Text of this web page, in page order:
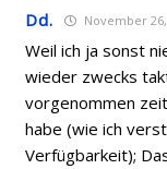
Dd. November 26,
Weil ich ja sonst
wieder zwecks
vorgenommen
habe (wie ich
Verfügbarkeit);